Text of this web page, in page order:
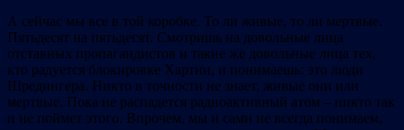
А сейчас мы все в той коробке. То ли живые, то ли мертвые.
Пятьдесят на пятьдесят. Смотришь на довольные лица
отставных пропагандистов и такие же довольные лица тех,
кто радуется блокировке Хартии, и понимаешь: это люди
Шредингера. Никто в точности не знает, живые они или
мертвые. Пока не распадется радиоактивный атом – никто так
и не поймет этого. Впрочем, мы и сами не всегда понимаем,